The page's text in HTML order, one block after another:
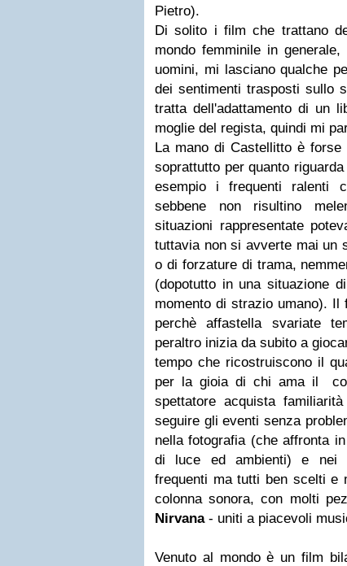
Pietro).
Di solito i film che trattano
mondo femminile in
uomini, mi lasciano qualche
dei sentimenti trasposti sullo
tratta dell'adattamento di un
moglie del regista, quindi mi
La mano di Castellitto è
soprattutto per quanto
esempio i frequenti ralenti
sebbene non risultino
situazioni rappresentate
tuttavia non si avverte mai un
o di forzature di trama,
(dopotutto in una situazione
momento di strazio umano).
perchè affastella svariate
peraltro inizia da subito a
tempo che ricostruiscono il
per la gioia di chi ama il
spettatore acquista
seguire gli eventi senza
nella fotografia (che affronta
di luce ed ambienti) e nei
frequenti ma tutti ben scelti e
colonna sonora, con molti
Nirvana- uniti a piacevoli
Venuto al mondo è un film